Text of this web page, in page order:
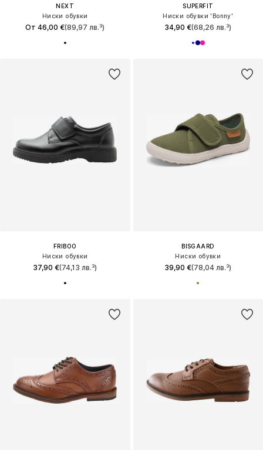
NEXT
Ниски обувки
От 46,00 €(89,97 лв.³)
SUPERFIT
Ниски обувки 'Bonny'
34,90 €(68,26 лв.³)
FRIBOO
Ниски обувки
37,90 €(74,13 лв.³)
BISGAARD
Ниски обувки
39,90 €(78,04 лв.³)